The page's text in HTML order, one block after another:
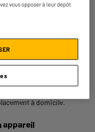
à domicile.
appareil
vous opposer à leur dépôt